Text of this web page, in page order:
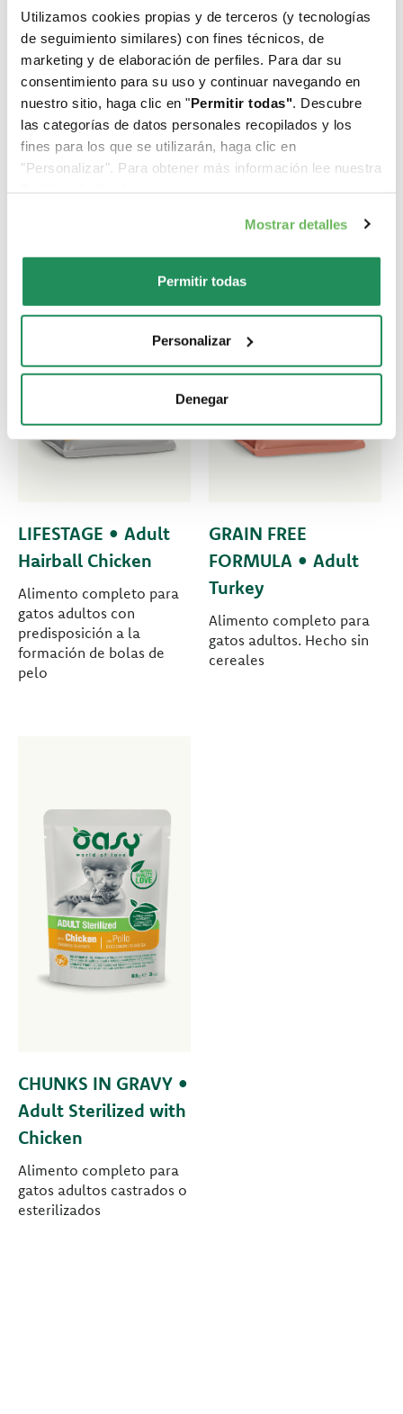
Utilizamos cookies propias y de terceros (y tecnologías
de seguimiento similares) con fines técnicos, de
marketing y de elaboración de perfiles. Para dar su
consentimiento para su uso y continuar navegando en
nuestro sitio, haga clic en "Permitir todas" . Descubre
las categorías de datos personales recopilados y los
fines para los que se utilizarán, haga clic en
"Personalizar". Para obtener más información lee nuestra
Mostrar detalles
Permitir todas
Personalizar
Denegar
Cual es su favorito?
Descubre nuestros mejores productos para tu
mascota
LIFESTAGE • Adult
Hairball Chicken
Alimento completo para
gatos adultos con
predisposición a la
formación de bolas de
pelo
GRAIN FREE
FORMULA • Adult
Turkey
Alimento completo para
gatos adultos. Hecho sin
cereales
CHUNKS IN GRAVY •
Adult Sterilized with
Chicken
Alimento completo para
gatos adultos castrados o
esterilizados